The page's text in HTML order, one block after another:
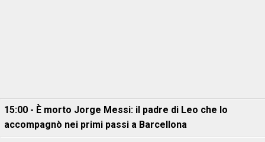
15:00 - È morto Jorge Messi: il padre di Leo che lo
accompagnò nei primi passi a Barcellona